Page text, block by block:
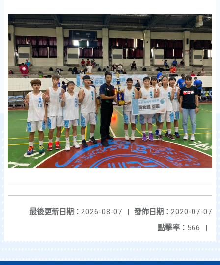
發佈日期： 2020-07-07
最後更新日期： 2026-08-07
|
點擊率： 566 |